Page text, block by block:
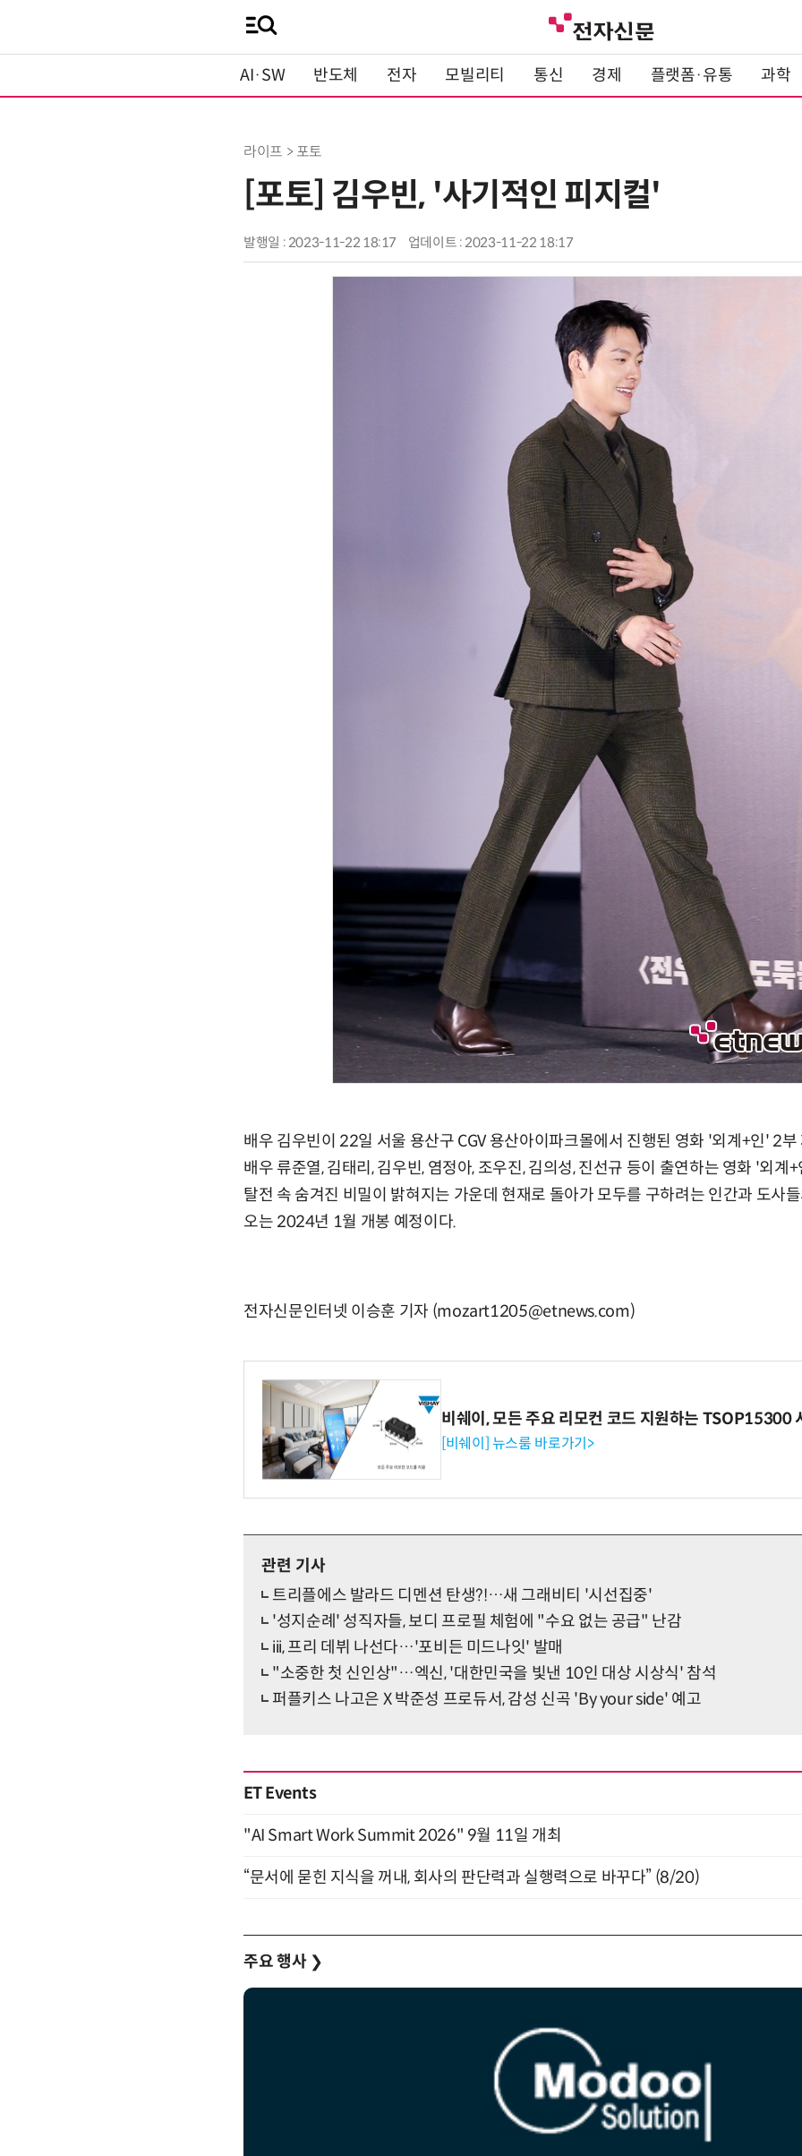
AI·SW 반도체 전자 모빌리티 통신 경제 플랫폼·유통 과학
라이프 > 포토
[포토] 김우빈, '사기적인 피지컬'
발행일 : 2023-11-22 18:17 업데이트 : 2023-11-22 18:17
배우 김우빈이 22일 서울 용산구 CGV 용산아이파크몰에서 진행된 영화 '외계+인' 2
배우 류준열, 김태리, 김우빈, 염정아, 조우진, 김의성, 진선규 등이 출연하는 영화 '외계
탈전 속 숨겨진 비밀이 밝혀지는 가운데 현재로 돌아가 모두를 구하려는 인간과 도사
오는 2024년 1월 개봉 예정이다.
전자신문인터넷 이승훈 기자 (mozart1205@etnews.com)
비쉐이, 모든 주요 리모컨 코드 지원하는 TSOP15300
[비쉐이] 뉴스룸 바로가기>
관련 기사
트리플에스 발라드 디멘션 탄생?!…새 그래비티 '시선집중'
'성지순례' 성직자들, 보디 프로필 체험에 "수요 없는 공급" 난감
iii, 프리 데뷔 나선다…'포비든 미드나잇' 발매
"소중한 첫 신인상"…엑신, '대한민국을 빛낸 10인 대상 시상식' 참석
퍼플키스 나고은 X 박준성 프로듀서, 감성 신곡 'By your side' 예고
ET Events
"AI Smart Work Summit 2026" 9월 11일 개최
“문서에 묻힌 지식을 꺼내, 회사의 판단력과 실행력으로 바꾸다” (8/20)
주요 행사 ❯